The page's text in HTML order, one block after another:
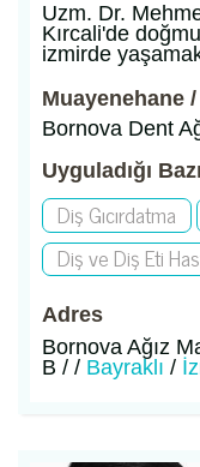
Uzm. Dr.
Kırcali'de
izmirde
Muayenehane
Bornova Dent
Uyguladığı
Diş Gıcırdatma
Diş ve Diş Eti
Adres
Bornova Ağız
B / / Bayraklı /